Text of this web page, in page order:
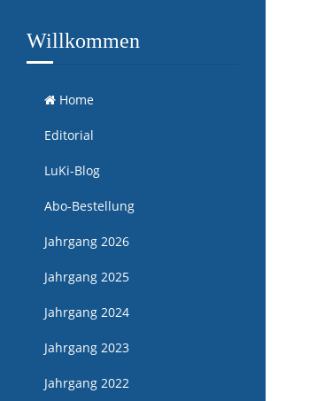
Willkommen
Home
Editorial
LuKi-Blog
Abo-Bestellung
Jahrgang 2026
Jahrgang 2025
Jahrgang 2024
Jahrgang 2023
Jahrgang 2022